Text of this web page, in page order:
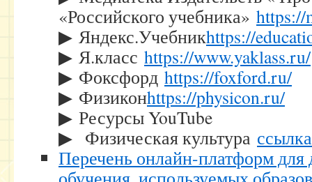
«Российского учебника» https://
▶ Яндекс.Учебникhttps://
▶ Я.класс https://www.yaklass.ru/
▶ Фоксфорд https://foxford.ru/
▶ Физиконhttps://physicon.ru/
▶ Ресурсы YouTube
▶ Физическая культура ссылка
Перечень онлайн-платформ для